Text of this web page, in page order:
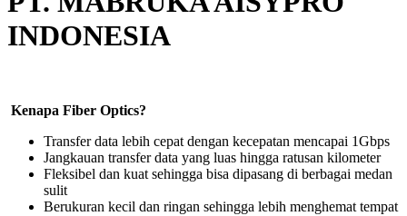
INDONESIA
Kenapa Fiber Optics?
Transfer data lebih cepat dengan kecepatan mencapai 1Gbps
Jangkauan transfer data yang luas hingga ratusan kilometer
Fleksibel dan kuat sehingga bisa dipasang di berbagai medan
sulit
Berukuran kecil dan ringan sehingga lebih menghemat tempat